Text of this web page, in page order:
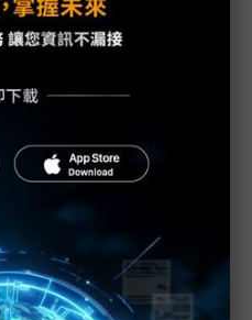
斷電影響最新狀況
臨時停工1週
台灣 影響輕微
工遺體
高分子聚合物堵裂縫